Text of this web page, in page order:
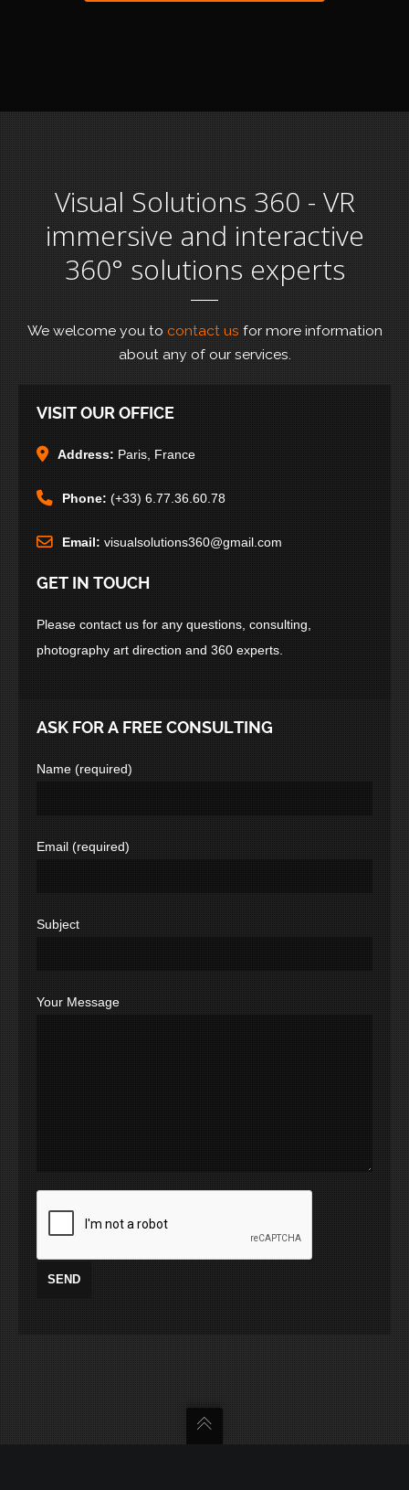
Visual Solutions 360 - VR
immersive and interactive
360° solutions experts
We welcome you to contact us for more information
about any of our services.
VISIT OUR OFFICE
Address: Paris, France
Phone: (+33) 6.77.36.60.78
Email: visualsolutions360@gmail.com
GET IN TOUCH
Please contact us for any questions, consulting,
photography art direction and 360 experts.
ASK FOR A FREE CONSULTING
Name (required)
Email (required)
Subject
Your Message